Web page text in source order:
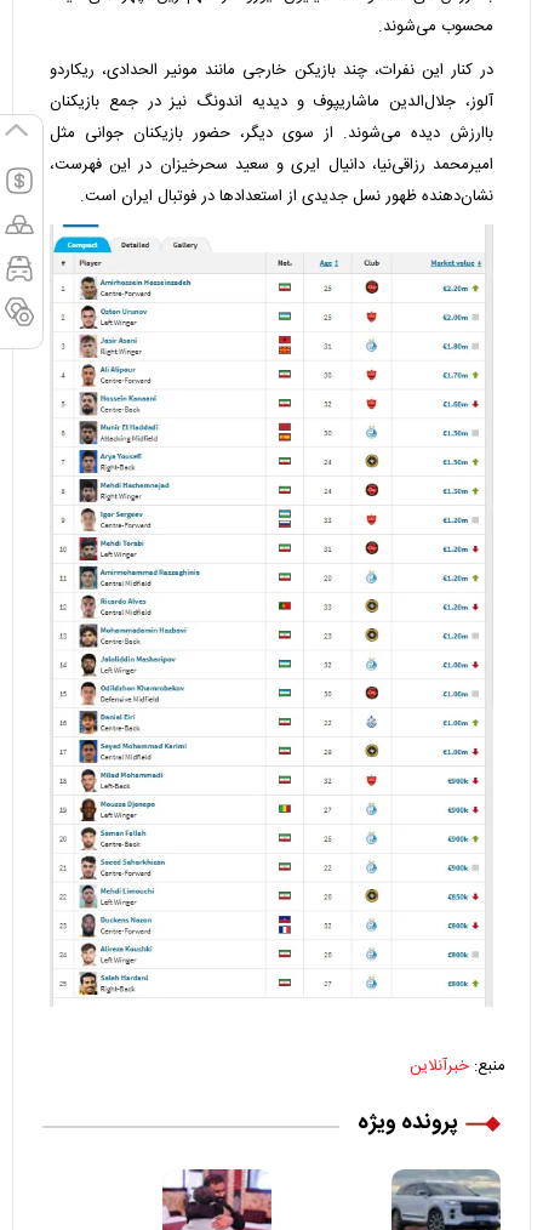
محسوب می‌شوند.
در کنار این نفرات، چند بازیکن خارجی مانند مونیر الحدادی، ریکاردو
آلوز، جلال‌الدین ماشاریپوف و دیدیه اندونگ نیز در جمع بازیکنان
باارزش دیده می‌شوند. از سوی دیگر، حضور بازیکنان جوانی مثل
امیرمحمد رزاقی‌نیا، دانیال ایری و سعید سحرخیزان در این فهرست،
نشان‌دهنده ظهور نسل جدیدی از استعدادها در فوتبال ایران است.
منبع: خبرآنلاین
پرونده ویژه